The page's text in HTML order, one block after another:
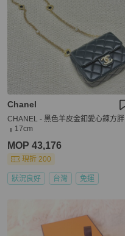
Chanel
CHANEL - 黑色羊皮金釦愛心鍊方胖
╻17cm
MOP 43,176
現折 200
狀況良好 台灣 免運